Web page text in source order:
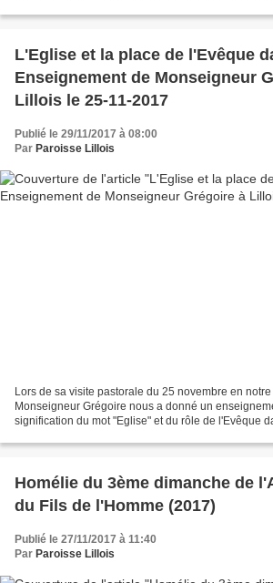
L'Eglise et la place de l'Evêque
Enseignement de Monseigneur
Lillois le 25-11-2017
Publié le 29/11/2017 à 08:00
Par Paroisse Lillois
Lors de sa visite pastorale du 25 novembre en
Monseigneur Grégoire nous a donné un
signification du mot "Eglise" et du rôle de l'Evêque
Homélie du 3ème dimanche de
du Fils de l'Homme (2017)
Publié le 27/11/2017 à 11:40
Par Paroisse Lillois